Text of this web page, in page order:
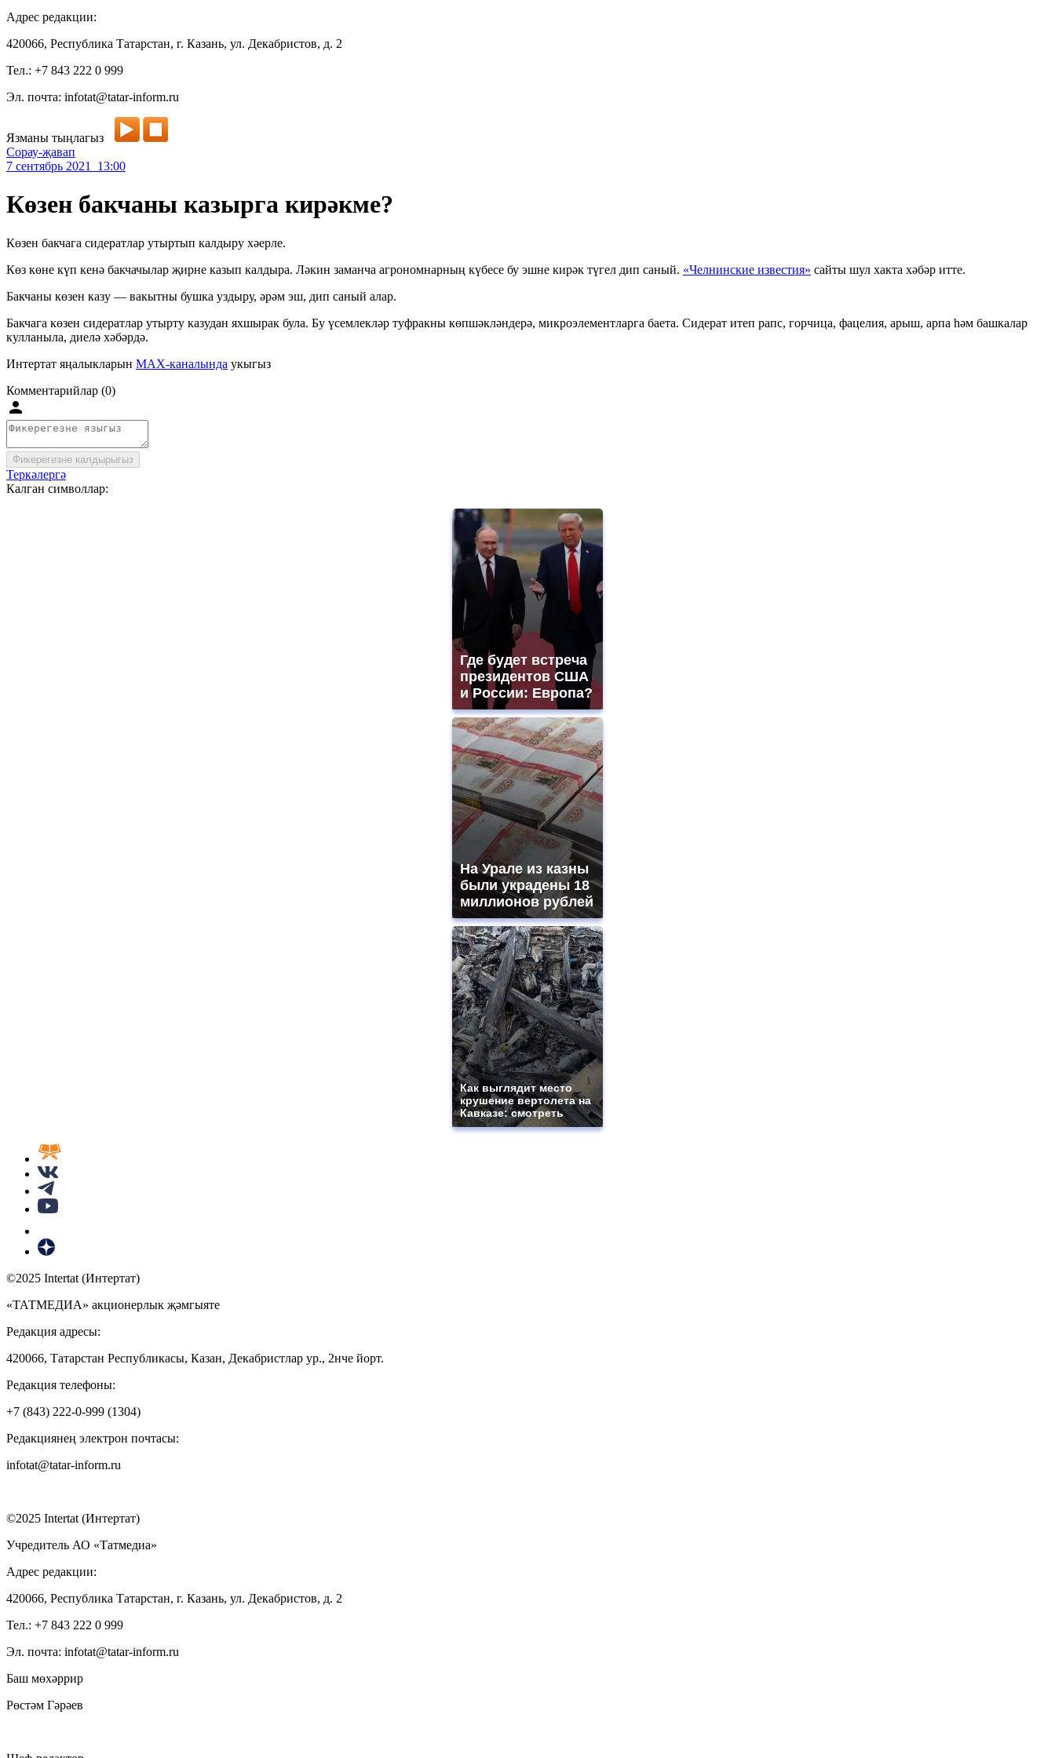
Адрес редакции:
420066, Республика Татарстан, г. Казань, ул. Декабристов, д. 2
Тел.: +7 843 222 0 999
Эл. почта: infotat@tatar-inform.ru
Язманы тыңлагыз
Сорау-җавап
7 сентябрь 2021 13:00
Көзен бакчаны казырга кирәкме?
Көзен бакчага сидератлар утыртып калдыру хәерле.
Көз көне күп кенә бакчачылар җирне казып калдыра. Ләкин заманча агрономнарның күбесе бу эшне кирәк түгел дип саный. «Челнинские известия» сайты шул хакта хәбәр итте.
Бакчаны көзен казу — вакытны бушка уздыру, әрәм эш, дип саный алар.
Бакчага көзен сидератлар утырту казудан яхшырак була. Бу үсемлекләр туфракны көпшәкләндерә, микроэлементларга баета. Сидерат итеп рапс, горчица, фацелия, арыш, арпа һәм башкалар
кулланыла, диелә хәбәрдә.
Интертат яңалыкларын MAX-каналында укыгыз
Комментарийлар (0)
Фикерегезне калдырыгыз
Теркәлергә
Калган символлар:
Где будет встреча
президентов США
и России: Европа?
На Урале из казны
были украдены 18
миллионов рублей
Как выглядит место
крушение вертолета на
Кавказе: смотреть
©2025 Intertat (Интертат)
«ТАТМЕДИА» акционерлык җәмгыяте
Редакция адресы:
420066, Татарстан Республикасы, Казан, Декабристлар ур., 2нче йорт.
Редакция телефоны:
+7 (843) 222-0-999 (1304)
Редакциянең электрон почтасы:
infotat@tatar-inform.ru
©2025 Intertat (Интертат)
Учредитель АО «Татмедиа»
Адрес редакции:
420066, Республика Татарстан, г. Казань, ул. Декабристов, д. 2
Тел.: +7 843 222 0 999
Эл. почта: infotat@tatar-inform.ru
Баш мөхәррир
Рөстәм Гәрәев